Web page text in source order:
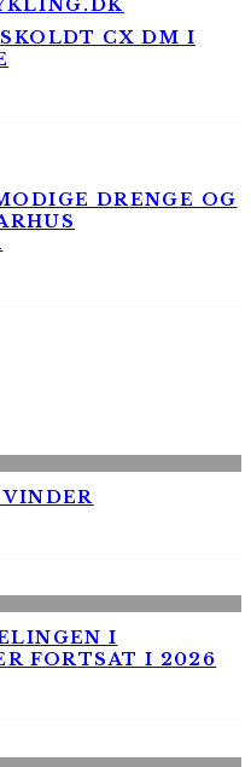
CX DM I
DRENGE OG
I
FORTSAT I 2026